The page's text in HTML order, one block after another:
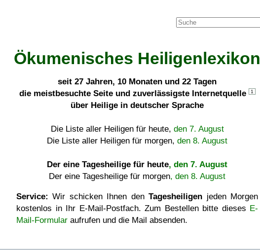
Ökumenisches Heiligenlexikon
seit 27 Jahren, 10 Monaten und 22 Tagen
die meistbesuchte Seite und zuverlässigste Internetquelle
1
über Heilige in deutscher Sprache
Die Liste aller Heiligen für heute, den 7. August
Die Liste aller Heiligen für morgen, den 8. August
Der eine Tagesheilige für heute, den 7. August
Der eine Tagesheilige für morgen, den 8. August
Service: Wir schicken Ihnen denTagesheiligen jeden Morgen
kostenlos in Ihr E-Mail-Postfach. Zum Bestellen bitte dieses E-
Mail-Formular aufrufen und die Mail absenden.